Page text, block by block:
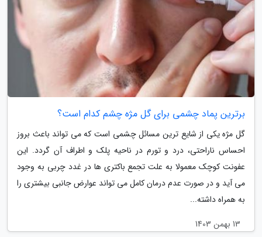
برترین پماد چشمی برای گل مژه چشم کدام است؟
گل مژه یکی از شایع ترین مسائل چشمی است که می تواند باعث بروز
احساس ناراحتی، درد و تورم در ناحیه پلک و اطراف آن گردد. این
عفونت کوچک معمولا به علت تجمع باکتری ها در غدد چربی به وجود
می آید و در صورت عدم درمان کامل می تواند عوارض جانبی بیشتری را
به همراه داشته...
13 بهمن 1403